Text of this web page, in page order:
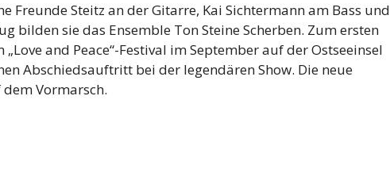
Freunde Steitz an der Gitarre, Kai Sichtermann am Bass und
bilden sie das Ensemble Ton Steine Scherben. Zum ersten
and Peace“-Festival im September auf der Ostseeinsel
Abschiedsauftritt bei der legendären Show. Die neue
Vormarsch.